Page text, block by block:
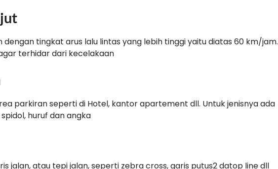
dengan tingkat arus lalu lintas yang lebih tinggi yaitu diatas 60 km/jam.
terhidar dari kecelakaan
parkiran seperti di Hotel, kantor apartement dll. Untuk jenisnya ada
huruf dan angka
jalan, atau tepi jalan, seperti zebra cross, garis putus2 datop line dll